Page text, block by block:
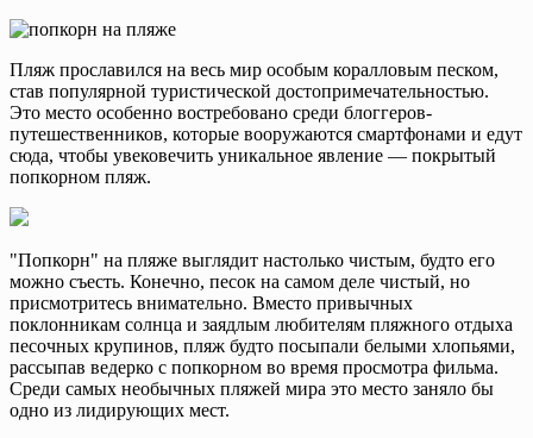
Пляж прославился на весь мир особым коралловым песком,
став популярной туристической достопримечательностью.
Это место особенно востребовано среди блоггеров-
путешественников, которые вооружаются смартфонами и едут
сюда, чтобы увековечить уникальное явление — покрытый
попкорном пляж.
"Попкорн" на пляже выглядит настолько чистым, будто его
можно съесть. Конечно, песок на самом деле чистый, но
присмотритесь внимательно. Вместо привычных
поклонникам солнца и заядлым любителям пляжного отдыха
песочных крупинов, пляж будто посыпали белыми хлопьями,
рассыпав ведерко с попкорном во время просмотра фильма.
Среди самых необычных пляжей мира это место заняло бы
одно из лидирующих мест.